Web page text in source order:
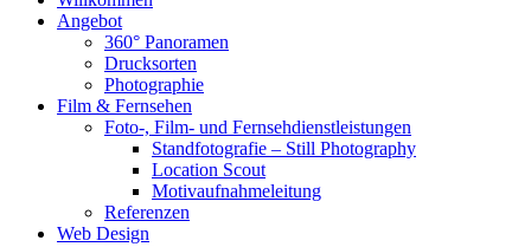
Angebot
360° Panoramen
Drucksorten
Photographie
Film & Fernsehen
Foto-, Film- und Fernsehdienstleistungen
Standfotografie – Still Photography
Location Scout
Motivaufnahmeleitung
Referenzen
Web Design